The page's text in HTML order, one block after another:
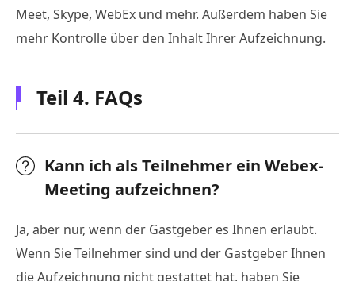
Meet, Skype, WebEx und mehr. Außerdem haben Sie
mehr Kontrolle über den Inhalt Ihrer Aufzeichnung.
Teil 4. FAQs
Kann ich als Teilnehmer ein Webex-
Meeting aufzeichnen?
Ja, aber nur, wenn der Gastgeber es Ihnen erlaubt.
Wenn Sie Teilnehmer sind und der Gastgeber Ihnen
die Aufzeichnung nicht gestattet hat, haben Sie